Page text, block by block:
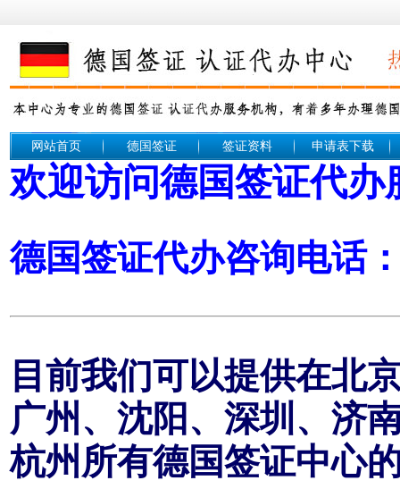
网站首页 德国签证 签证资料 申请表下载
欢迎访问德国签证代办
德国签证代办咨询电话
目前我们可以提供在北
广州、沈阳、深圳、济
杭州所有德国签证中心